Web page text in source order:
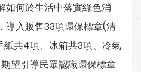
如何於生活中落實綠色消
導入販售33項環保標章(清
紙共4項、冰箱共3項、冷氣
望引導民眾認識環保標章